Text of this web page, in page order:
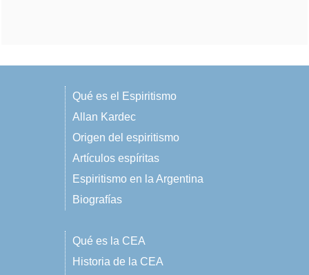
Qué es el Espiritismo
Allan Kardec
Origen del espiritismo
Artículos espíritas
Espiritismo en la Argentina
Biografías
Qué es la CEA
Historia de la CEA